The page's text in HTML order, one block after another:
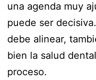
una agenda muy
puede ser
debe alinear,
bien la salud
proceso.